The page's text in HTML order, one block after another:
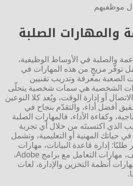
والمهارات الصلبة
والصلبة في الأوساط الوظيفية،
توفّر مزيجٍ من هذه المهارات في
الصعبة بمعرفة وتدريب تقنيين
الشخصية هي سمات شخصية يتحلّى
أو إدارة الوقت، ويُعد كلا النوعين
أفضل أداء، والتقدّم بنجاح في
وكفاءة الأداء، فالمهارات الصلبة
الذي اكتسبتَه من خلال أي تجربة
حياتك المهنية أو التعليمية، وتشمل
إدارة قاعدة البيانات، مهارات
تعددية اللغات، تطوير الهواتف، مهارات التعامل مع برامج Adobe،
أنظمة التخزين والإدارة، لغات